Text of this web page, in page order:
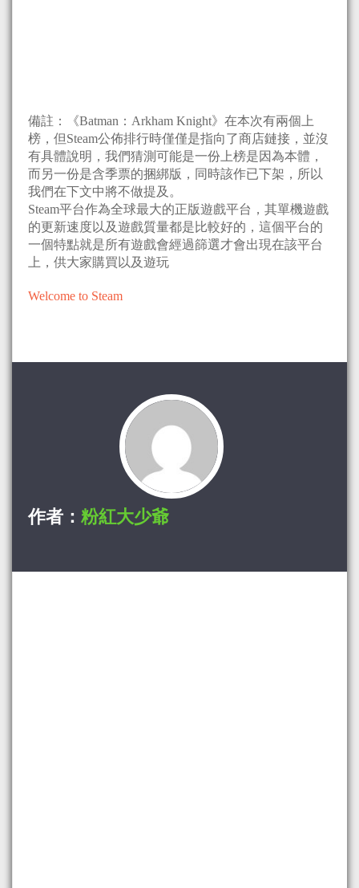
備註：《Batman：Arkham Knight》在本次有兩個上
榜，但Steam公佈排行時僅僅是指向了商店鏈接，並沒
有具體說明，我們猜測可能是一份上榜是因為本體，
而另一份是含季票的捆綁版，同時該作已下架，所以
我們在下文中將不做提及。
Steam平台作為全球最大的正版遊戲平台，其單機遊戲
的更新速度以及遊戲質量都是比較好的，這個平台的
一個特點就是所有遊戲會經過篩選才會出現在該平台
上，供大家購買以及遊玩
Welcome to Steam
作者： 粉紅大少爺